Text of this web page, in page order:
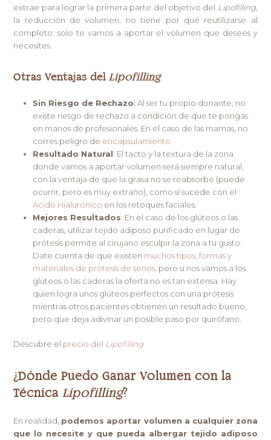
extrae para lograr la primera parte del objetivo del Lipofilling,
la reducción de volumen, no tiene por qué reutilizarse al
completo: solo te vamos a aportar el volumen que desees y
necesites.
Otras Ventajas delLipofilling
Sin Riesgo de Rechazo: Al ser tu propio donante, no
existe riesgo de rechazo a condición de que te pongas
en manos de profesionales. En el caso de las mamas, no
corres peligro de encapsulamiento
Resultado Natural: El tacto y la textura de la zona
donde vamos a aportar volumen será siempre natural,
con la ventaja de que la grasa no se reabsorbe (puede
ocurrir, pero es muy extraño), como sí sucede con el
Ácido Hialurónico en los retoques faciales.
Mejores Resultados: En el caso de los glúteos o las
caderas, utilizar tejido adiposo purificado en lugar de
prótesis permite al cirujano esculpir la zona a tu gusto.
Date cuenta de que existen muchos tipos, formas y
materiales de prótesis de senos , pero si nos vamos a los
glúteos o las caderas la oferta no es tan extensa. Hay
quien logra unos glúteos perfectos con una prótesis
mientras otros pacientes obtienen un resultado bueno,
pero que deja adivinar un posible paso por quirófano.
Descubre el precio del Lipofilling
¿Dónde Puedo Ganar Volumen con la
TécnicaLipofilling?
En realidad, podemos aportar volumen a cualquier zona
que lo necesite y que pueda albergar tejido adiposo